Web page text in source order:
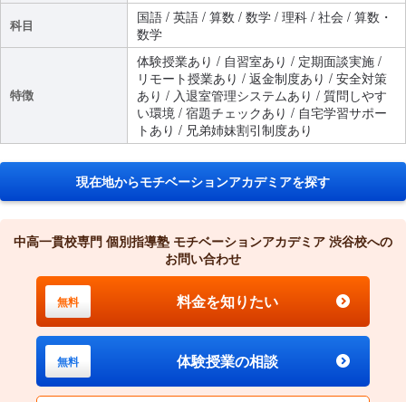
科目
国語 / 英語 / 算数 / 数学 / 理科 / 社会 / 算数・
数学
特徴
体験授業あり / 自習室あり / 定期面談実施 /
リモート授業あり / 返金制度あり / 安全対策
あり / 入退室管理システムあり / 質問しやす
い環境 / 宿題チェックあり / 自宅学習サポー
トあり / 兄弟姉妹割引制度あり
現在地からモチベーションアカデミアを探す
中高一貫校専門 個別指導塾 モチベーションアカデミア 渋谷校への
お問い合わせ
無料 料金を知りたい
無料 体験授業の相談